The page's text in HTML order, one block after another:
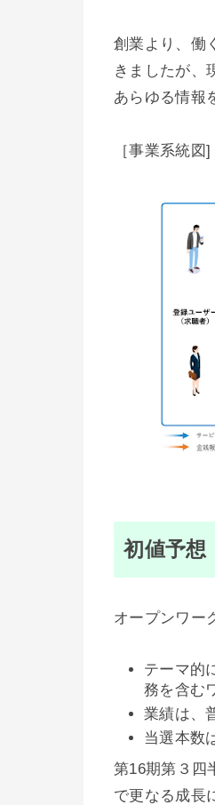
創業より、働
きましたが、
あらゆる情報
［事業系統図]
初値予想
オープンワー
テーマ的
務を含む
業績は、
当選本数
第16期第３四
で更なる成長